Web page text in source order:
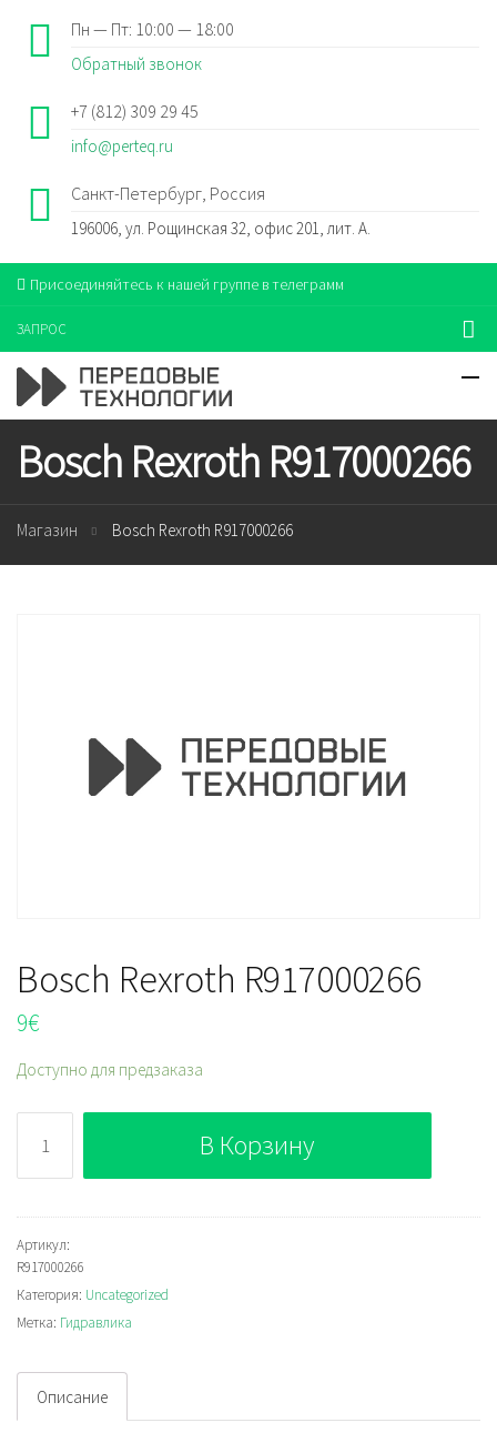
Пн — Пт: 10:00 — 18:00
Обратный звонок
+7 (812) 309 29 45
info@perteq.ru
Санкт-Петербург, Россия
196006, ул. Рощинская 32, офис 201, лит. А.
Присоединяйтесь к нашей группе в телеграмм
ЗАПРОС
Bosch Rexroth R917000266
Магазин Bosch Rexroth R917000266
Bosch Rexroth R917000266
9€
Доступно для предзаказа
Bosch
Rexroth
R917000266
В Корзину
Артикул:
R917000266
Категория: Uncategorized
Метка: Гидравлика
Описание